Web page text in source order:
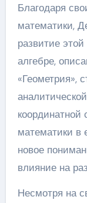
Благодаря
математики,
развитие
алгебре,
«Геометрия»,
математики в
новое
влияние на
Несмотря на